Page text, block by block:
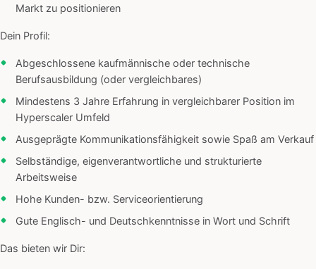
Markt zu positionieren
Dein Profil:
Abgeschlossene kaufmännische oder technische
Berufsausbildung (oder vergleichbares)
Mindestens 3 Jahre Erfahrung in vergleichbarer Position im
Hyperscaler Umfeld
Ausgeprägte Kommunikationsfähigkeit sowie Spaß am Verkauf
Selbständige, eigenverantwortliche und strukturierte
Arbeitsweise
Hohe Kunden- bzw. Serviceorientierung
Gute Englisch- und Deutschkenntnisse in Wort und Schrift
Das bieten wir Dir: